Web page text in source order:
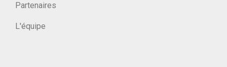
Partenaires
L'équipe